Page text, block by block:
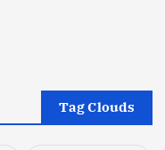
Tag Clouds